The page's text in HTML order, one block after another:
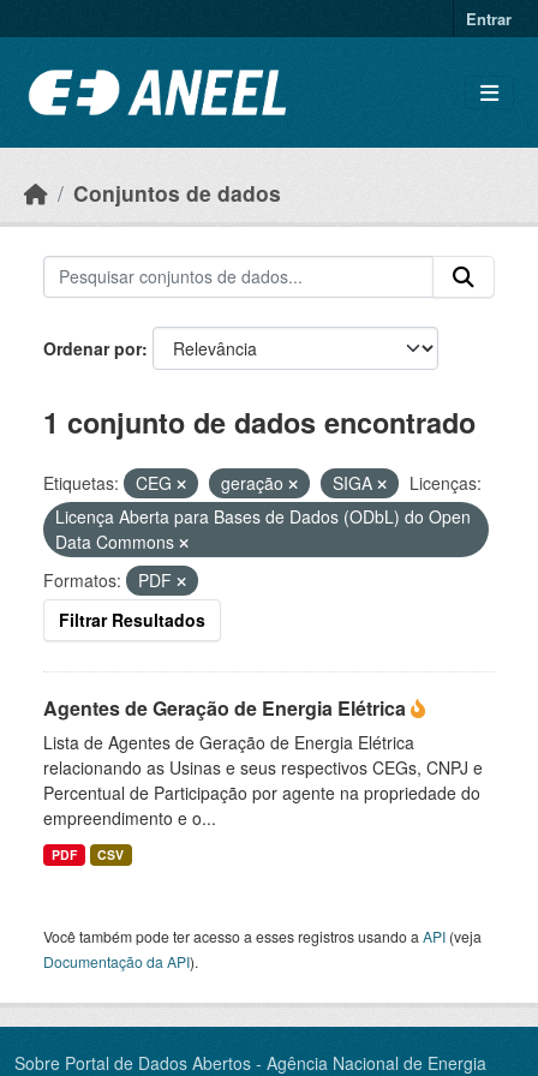
Entrar
Conjuntos de dados
Ordenar por
1 conjunto de dados encontrado
Etiquetas: CEG geração SIGA
Licenças:
Licença Aberta para Bases de Dados (ODbL) do Open
Data Commons
Formatos:
PDF
Filtrar Resultados
Agentes de Geração de Energia Elétrica
Lista de Agentes de Geração de Energia Elétrica
relacionando as Usinas e seus respectivos CEGs, CNPJ e
Percentual de Participação por agente na propriedade do
empreendimento e o...
PDF CSV
Você também pode ter acesso a esses registros usando a API (veja
Documentação da API).
Sobre Portal de Dados Abertos - Agência Nacional de Energia